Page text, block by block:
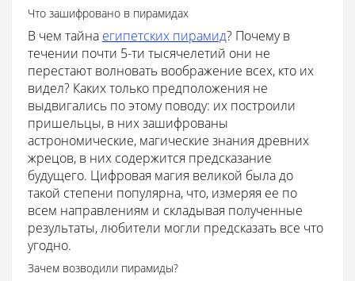
Что зашифровано в пирамидах
В чем тайна египетских пирамид? Почему в
течении почти 5-ти тысячелетий они не
перестают волновать воображение всех, кто их
видел? Каких только предположения не
выдвигались по этому поводу: их построили
пришельцы, в них зашифрованы
астрономические, магические знания древних
жрецов, в них содержится предсказание
будущего. Цифровая магия великой была до
такой степени популярна, что, измеряя ее по
всем направлениям и складывая полученные
результаты, любители могли предсказать все что
угодно.
Зачем возводили пирамиды?